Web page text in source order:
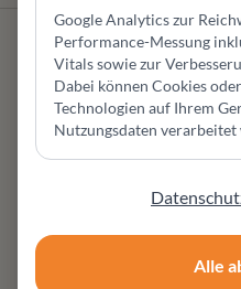
Schlafsofas
und
Ein Schlafsofa muss zwei
bequem sitzen und bei
Google Analytics zur
Performance-Messung
Vitals sowie zur
Dabei können Cookies
Technologien auf Ihrem
Nutzungsdaten verarbeitet
Alle